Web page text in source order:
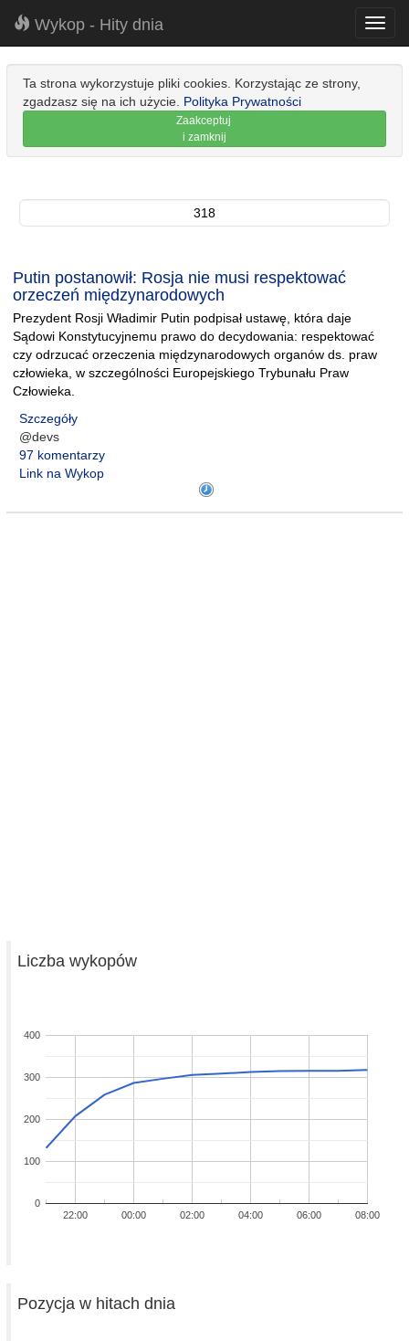
Wykop - Hity dnia
Ta strona wykorzystuje pliki cookies. Korzystając ze strony,
zgadzasz się na ich użycie. Polityka Prywatności
Zaakceptuj
i zamknij
318
Putin postanowił: Rosja nie musi respektować
orzeczeń międzynarodowych
Prezydent Rosji Władimir Putin podpisał ustawę, która daje
Sądowi Konstytucyjnemu prawo do decydowania: respektować
czy odrzucać orzeczenia międzynarodowych organów ds. praw
człowieka, w szczególności Europejskiego Trybunału Praw
Człowieka.
Szczegóły
@devs
97 komentarzy
Link na Wykop
Liczba wykopów
22:00 00:00 02:00 04:00 06:00 08:00
0
100
200
300
400
Pozycja w hitach dnia